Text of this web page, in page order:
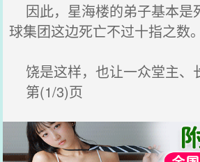
因此，星海楼的弟子基本是
球集团这边死亡不过十指之数。
饶是这样，也让一众堂主、
第(1/3)页